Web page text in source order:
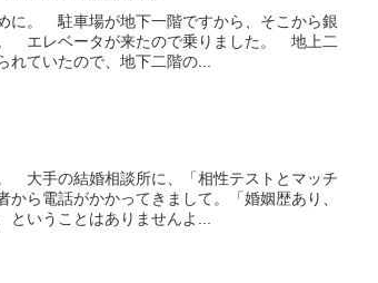
に。 駐車場が地下一階ですから、そこから銀
エレベータが来たので乗りました。 地上二
ていたので、地下二階の...
大手の結婚相談所に、「相性テストとマッチ
ら電話がかかってきまして。「婚姻歴あり、
いうことはありませんよ...